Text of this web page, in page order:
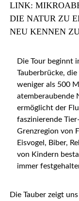
LINK:
DIE NATUR ZU
NEU KENNEN
Die Tour beginnt
Tauberbrücke,
weniger als 500
atemberaubende
ermöglicht der
faszinierende
Grenzregion von
Eisvogel, Biber,
von Kindern
immer
Die Tauber zeigt